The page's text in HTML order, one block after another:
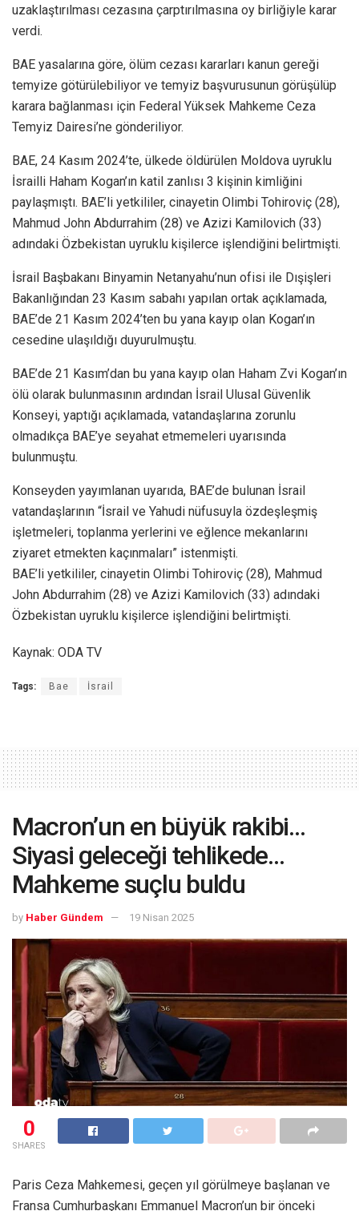
uzaklaştırılması cezasına çarptırılmasına oy birliğiyle karar
verdi.
BAE yasalarına göre, ölüm cezası kararları kanun gereği
temyize götürülebiliyor ve temyiz başvurusunun görüşülüp
karara bağlanması için Federal Yüksek Mahkeme Ceza
Temyiz Dairesi’ne gönderiliyor.
BAE, 24 Kasım 2024’te, ülkede öldürülen Moldova uyruklu
İsrailli Haham Kogan’ın katil zanlısı 3 kişinin kimliğini
paylaşmıştı. BAE’li yetkililer, cinayetin Olimbi Tohiroviç (28),
Mahmud John Abdurrahim (28) ve Azizi Kamilovich (33)
adındaki Özbekistan uyruklu kişilerce işlendiğini belirtmişti.
İsrail Başbakanı Binyamin Netanyahu’nun ofisi ile Dışişleri
Bakanlığından 23 Kasım sabahı yapılan ortak açıklamada,
BAE’de 21 Kasım 2024’ten bu yana kayıp olan Kogan’ın
cesedine ulaşıldığı duyurulmuştu.
BAE’de 21 Kasım’dan bu yana kayıp olan Haham Zvi Kogan’ın
ölü olarak bulunmasının ardından İsrail Ulusal Güvenlik
Konseyi, yaptığı açıklamada, vatandaşlarına zorunlu
olmadıkça BAE’ye seyahat etmemeleri uyarısında
bulunmuştu.
Konseyden yayımlanan uyarıda, BAE’de bulunan İsrail
vatandaşlarının “İsrail ve Yahudi nüfusuyla özdeşleşmiş
işletmeleri, toplanma yerlerini ve eğlence mekanlarını
ziyaret etmekten kaçınmaları” istenmişti.
BAE’li yetkililer, cinayetin Olimbi Tohiroviç (28), Mahmud
John Abdurrahim (28) ve Azizi Kamilovich (33) adındaki
Özbekistan uyruklu kişilerce işlendiğini belirtmişti.
Kaynak: ODA TV
Tags: Bae İsrail
Macron’un en büyük rakibi…
Siyasi geleceği tehlikede…
Mahkeme suçlu buldu
by Haber Gündem 19 Nisan 2025
0
SHARES
Paris Ceza Mahkemesi, geçen yıl görülmeye başlanan ve
Fransa Cumhurbaşkanı Emmanuel Macron’un bir önceki